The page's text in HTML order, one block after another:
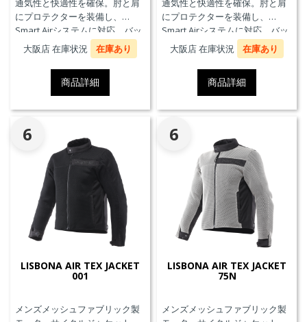
通気性と快適性を確保。肘と肩
にプロテクターを装備し、
Smart Airシステムに対応。バッ
クプロテクターおよびチェスト
プロテクターにも対応していま
大阪店 在庫状況 在庫あり
商品詳細
通気性と快適性を確保。肘と肩
にプロテクターを装備し、
Smart Airシステムに対応。バッ
クプロテクターおよびチェスト
プロテクターにも対応していま
大阪店 在庫状況 在庫あり
商品詳細
6
LISBONA AIR TEX JACKET
001
メンズメッシュファブリック製
6
LISBONA AIR TEX JACKET
75N
メンズメッシュファブリック製